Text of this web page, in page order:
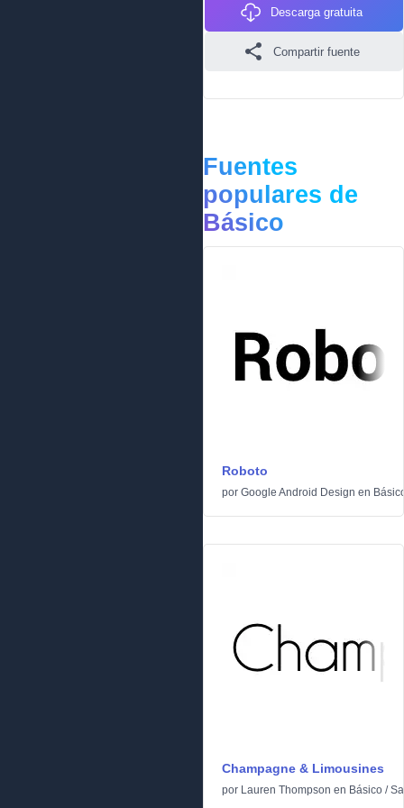
Descarga gratuita
Compartir fuente
Fuentes
populares de
Básico
Roboto
por Google Android Design en
Champagne & Limousines
por Lauren Thompson en Básico /